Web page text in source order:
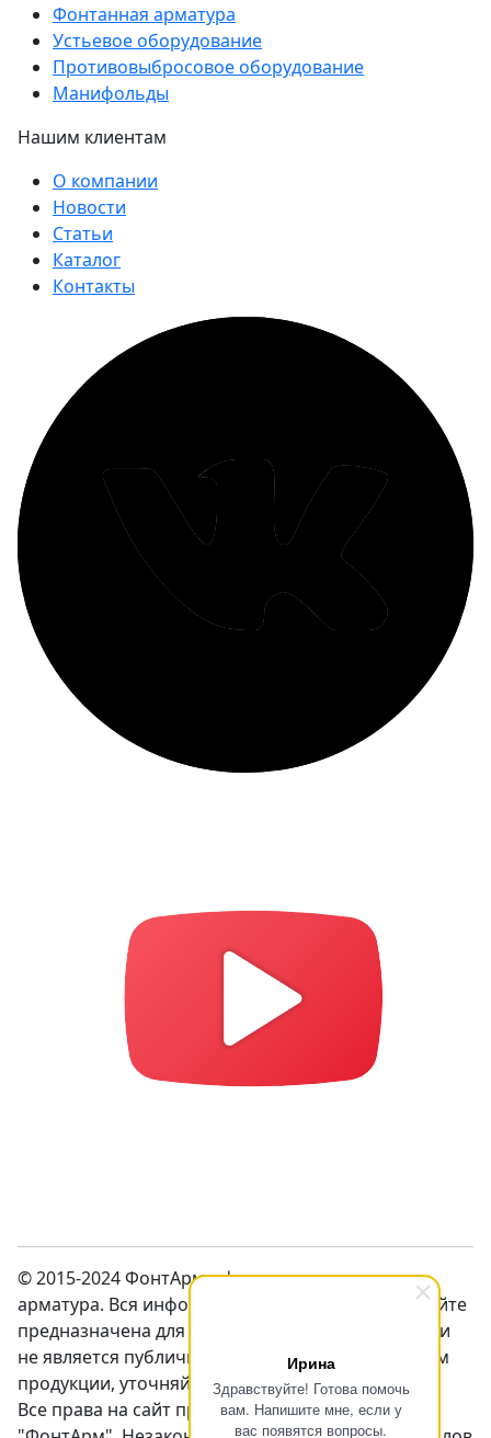
Ирина
Здравствуйте! Готова помочь
вам. Напишите мне, если у
вас появятся вопросы.
Фонтанная арматура
Устьевое оборудование
Противовыбросовое оборудование
Манифольды
Нашим клиентам
О компании
Новости
Статьи
Каталог
Контакты
© 2015-2024 ФонтАрм – фонтанная устьевая
арматура. Вся информация предсталенная на сайте
предназначена для ознакомления с продукцией и
не является публичной оффертой. Перед заказом
продукции, уточняйте цены у менеджеров.
Все права на сайт принадлежат компании